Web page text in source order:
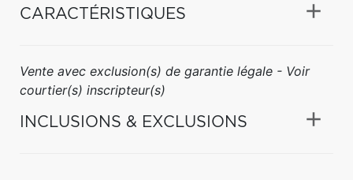
CARACTÉRISTIQUES
Vente avec exclusion(s) de garantie légale - Voir
courtier(s) inscripteur(s)
INCLUSIONS & EXCLUSIONS